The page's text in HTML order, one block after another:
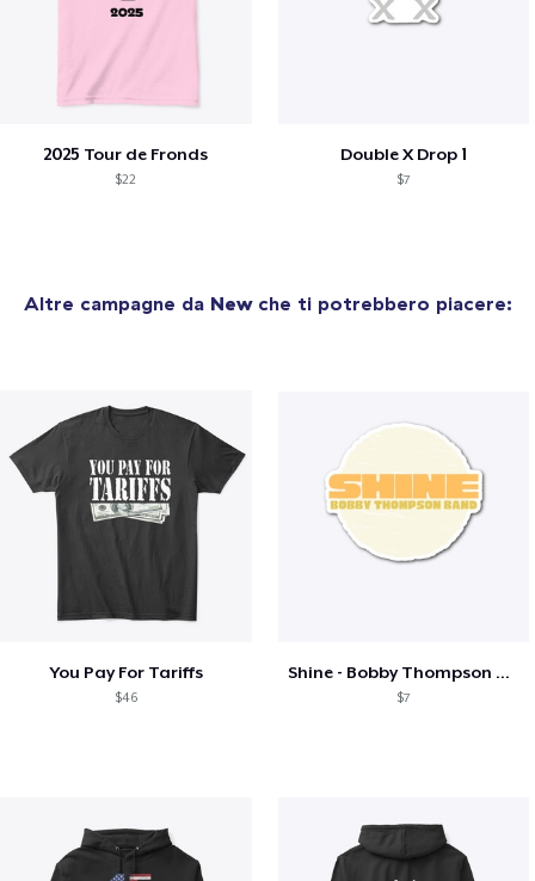
2025 Tour de Fronds
$22
Double X Drop 1
$7
Altre campagne da Newche ti potrebbero piacere:
You Pay For Tariffs
$46
Shine - Bobby Thompson Band Merch
$7